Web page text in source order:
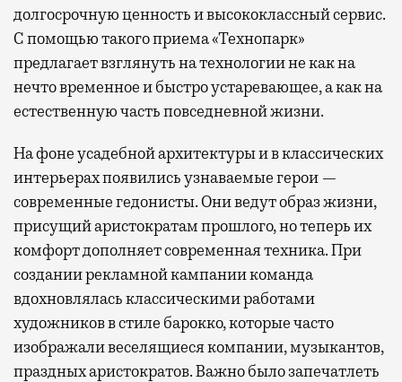
долгосрочную ценность и высококлассный сервис.
С помощью такого приема «Технопарк»
предлагает взглянуть на технологии не как на
нечто временное и быстро устаревающее, а как на
естественную часть повседневной жизни.
На фоне усадебной архитектуры и в классических
интерьерах появились узнаваемые герои —
современные гедонисты. Они ведут образ жизни,
присущий аристократам прошлого, но теперь их
комфорт дополняет современная техника. При
создании рекламной кампании команда
вдохновлялась классическими работами
художников в стиле барокко, которые часто
изображали веселящиеся компании, музыкантов,
праздных аристократов. Важно было запечатлеть